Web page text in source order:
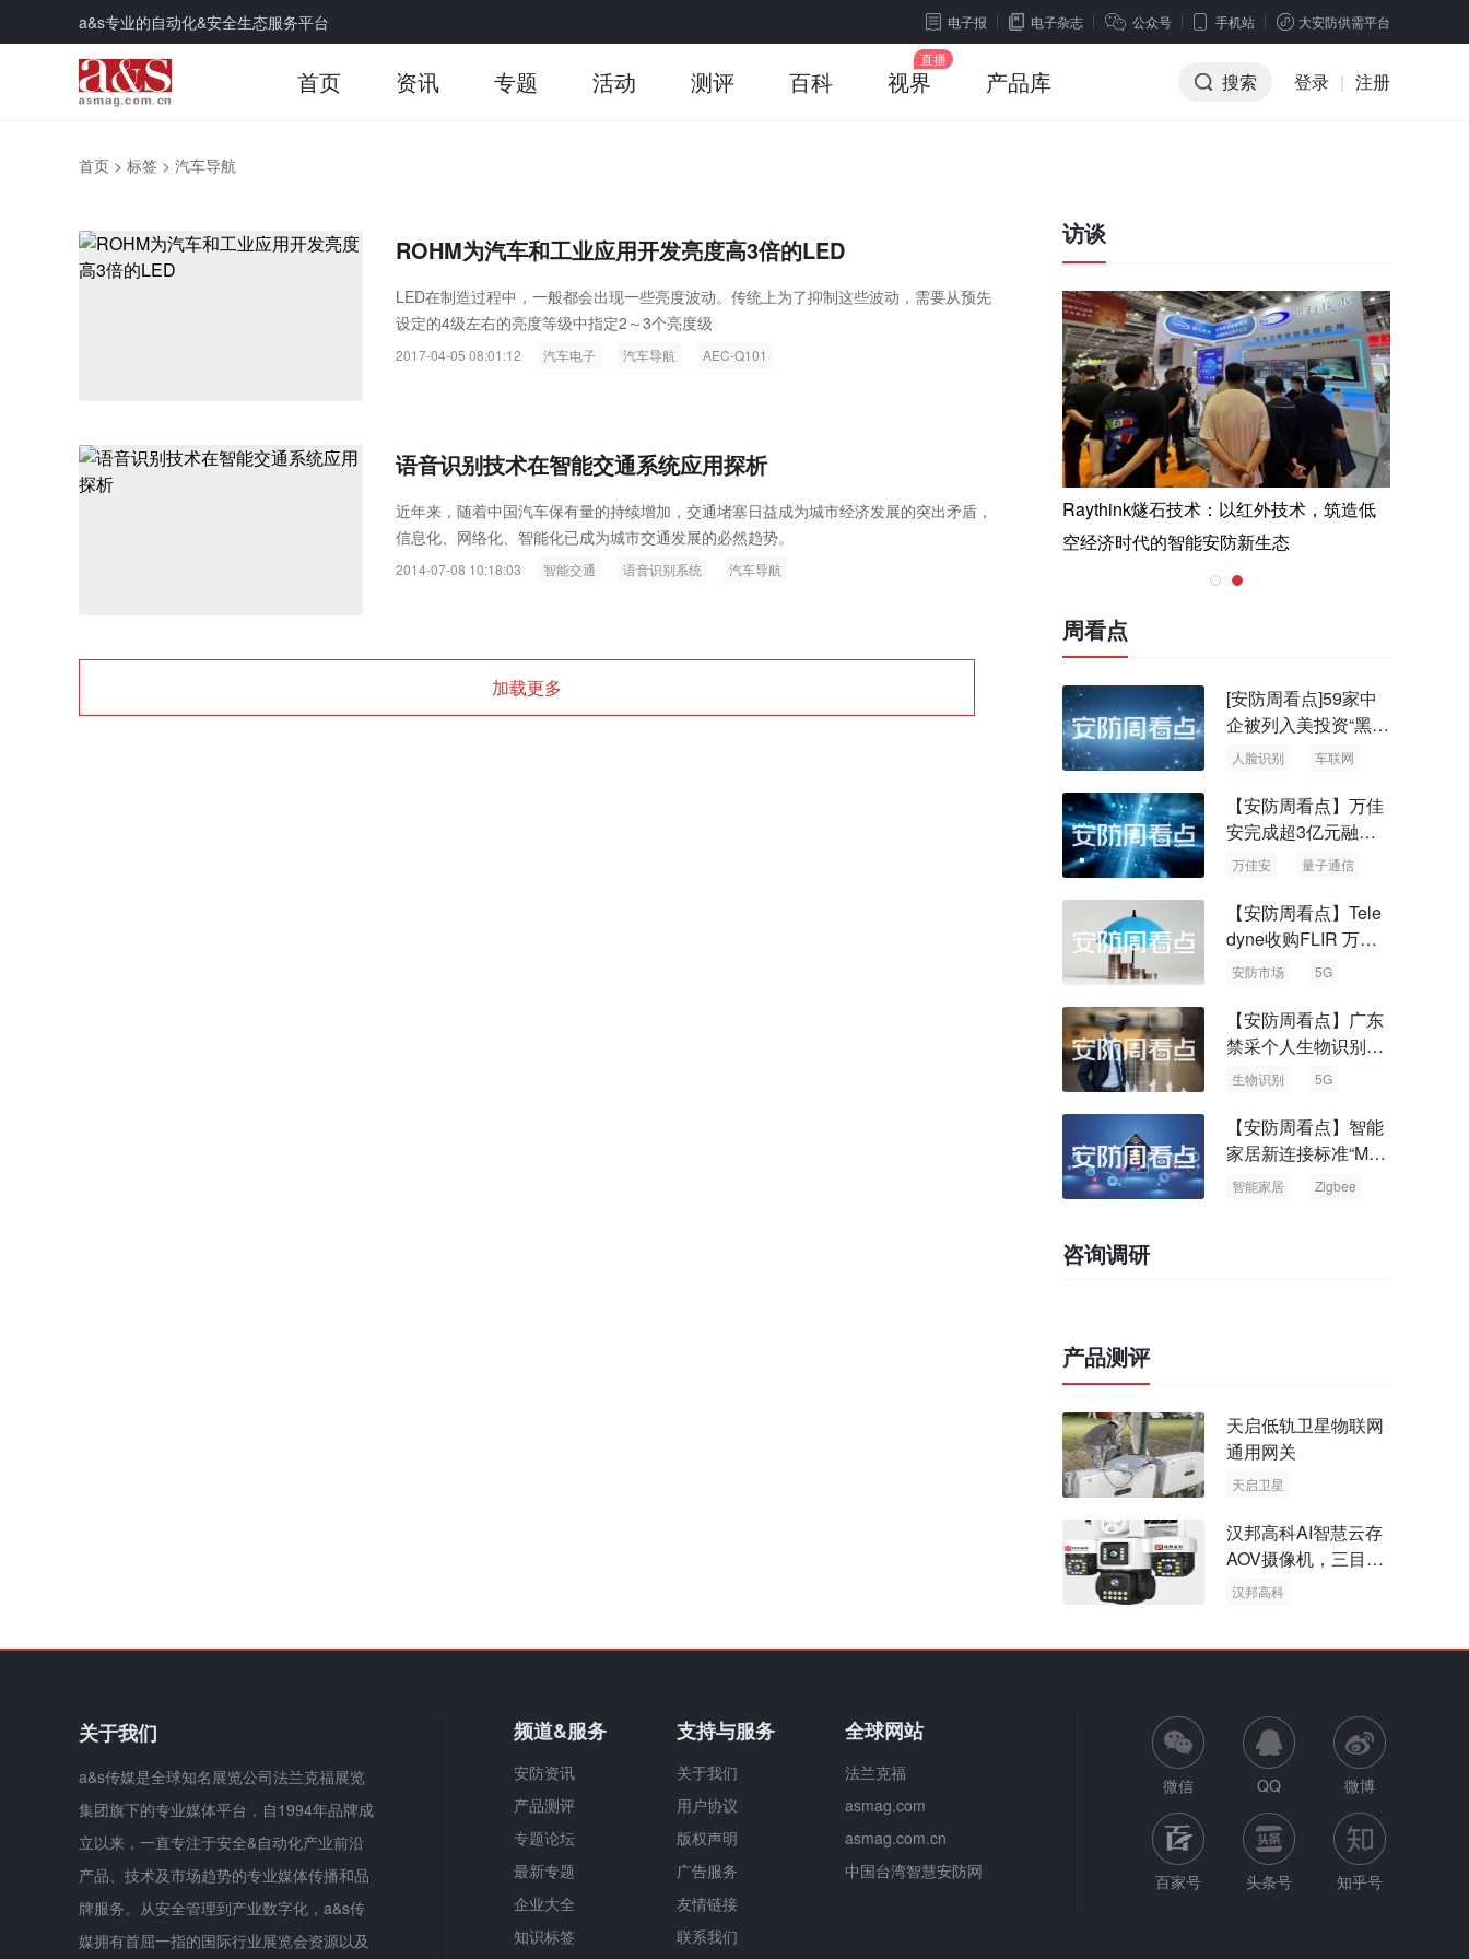
a&s专业的自动化&安全生态服务平台 电子报 电子杂志 公众号 手机站 大安防供需平台
首页 资讯 专题 活动 测评 百科 视界 产品库 搜索 登录 | 注册
首页 > 标签 > 汽车导航
ROHM为汽车和工业应用开发亮度高3倍的LED
LED在制造过程中，一般都会出现一些亮度波动。传统上为了抑制这些波动，需要从预先
设定的4级左右的亮度等级中指定2～3个亮度级
2017-04-05 08:01:12 汽车电子 汽车导航 AEC-Q101
语音识别技术在智能交通系统应用探析
近年来，随着中国汽车保有量的持续增加，交通堵塞日益成为城市经济发展的突出矛盾，
信息化、网络化、智能化已成为城市交通发展的必然趋势。
2014-07-08 10:18:03 智能交通 语音识别系统 汽车导航
加载更多
访谈
Raythink燧石技术：以红外技术，筑造低
空经济时代的智能安防新生态
智联航空：无人机赋能应急救援与医疗运
输行业创新
Raythink燧石技术：以红外技术，筑造低
空经济时代的智能安防新生态
周看点
[安防周看点]59家中
企被列入美投资“黑名
单” 中国信通院启动
人脸识别 车联网
【安防周看点】万佳
安完成超3亿元融资
国内首批量子通信标
万佳安 量子通信
【安防周看点】Tele
dyne收购FLIR 万物
云新品牌“万御安防”
安防市场 5G
【安防周看点】广东
禁采个人生物识别信
息 中国5G基站占全
生物识别 5G
【安防周看点】智能
家居新连接标准“Matt
er” Zigbee联盟更名
智能家居 Zigbee
咨询调研
产品测评
天启低轨卫星物联网
通用网关
天启卫星
汉邦高科AI智慧云存
AOV摄像机，三目太
阳能多摄球机
汉邦高科
关于我们
a&s传媒是全球知名展览公司法兰克福展览
集团旗下的专业媒体平台，自1994年品牌成
立以来，一直专注于安全&自动化产业前沿
产品、技术及市场趋势的专业媒体传播和品
牌服务。从安全管理到产业数字化，a&s传
媒拥有首屈一指的国际行业展览会资源以及
频道&服务
安防资讯
产品测评
专题论坛
最新专题
企业大全
知识标签
支持与服务
关于我们
用户协议
版权声明
广告服务
友情链接
联系我们
全球网站
法兰克福
asmag.com
asmag.com.cn
中国台湾智慧安防网
微信 QQ 微博
百家号 头条号 知乎号